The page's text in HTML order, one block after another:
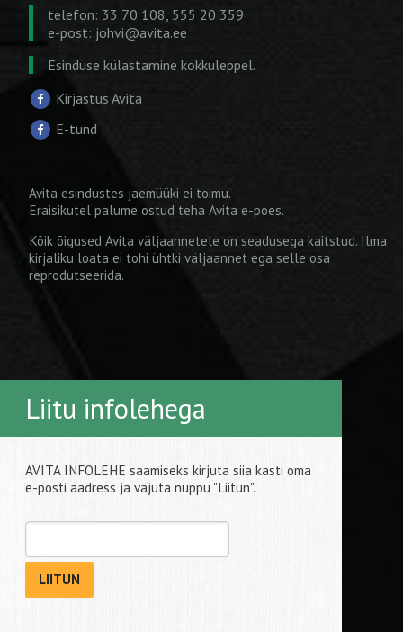
telefon: 33 70 108, 555 20 359
e-post: johvi@avita.ee
Esinduse külastamine kokkuleppel.
Kirjastus Avita
E-tund
Avita esindustes jaemüüki ei toimu.
Eraisikutel palume ostud teha Avita e-poes.
Kõik õigused Avita väljaannetele on seadusega kaitstud. Ilma
kirjaliku loata ei tohi ühtki väljaannet ega selle osa
reprodutseerida.
Liitu infolehega
AVITA INFOLEHE saamiseks kirjuta siia kasti oma
e-posti aadress ja vajuta nuppu "Liitun".
LIITUN